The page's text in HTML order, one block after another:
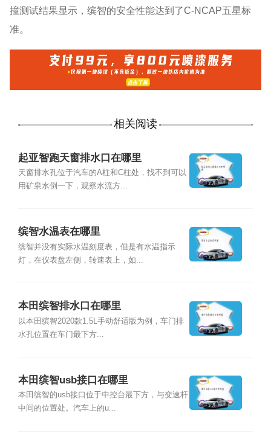
撞测试结果显示，缤智的安全性能达到了C-NCAP五星标
准。
相关阅读
起亚智跑天窗排水口在哪里
天窗排水孔位于汽车的A柱和C柱处，找不到可以
用矿泉水倒一下，观察水流方...
缤智水温表在哪里
缤智并没有实际水温刻度表，但是有水温指示
灯，在仪表盘左侧，转速表上，如...
本田缤智排水口在哪里
以本田缤智2020款1.5L手动舒适版为例，车门排
水孔位置在车门最下方...
本田缤智usb接口在哪里
本田缤智的usb接口位于中控台最下方，与变速杆
中间的位置处。汽车上的u...